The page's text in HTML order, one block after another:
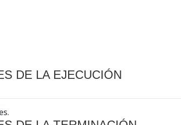
DE LA EJECUCIÓN